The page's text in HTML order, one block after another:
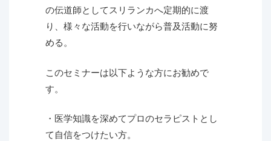
の伝道師としてスリランカへ定期的に渡
り、様々な活動を行いながら普及活動に努
める。
このセミナーは以下ような方にお勧めで
す。
・医学知識を深めてプロのセラピストとし
て自信をつけたい方。